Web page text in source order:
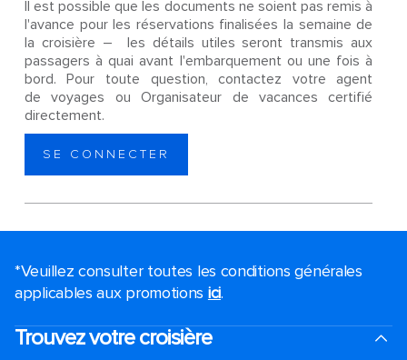
Il est possible que les documents ne soient pas remis à
l'avance pour les réservations finalisées la semaine de
la croisière – les détails utiles seront transmis aux
passagers à quai avant l'embarquement ou une fois à
bord. Pour toute question, contactez votre agent
de voyages ou Organisateur de vacances certifié
directement.
SE CONNECTER
*Veuillez consulter toutes les conditions générales
applicables aux promotions ici.
Trouvez votre croisière